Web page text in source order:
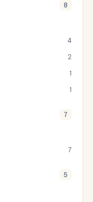
8
4
2
1
1
7
7
5